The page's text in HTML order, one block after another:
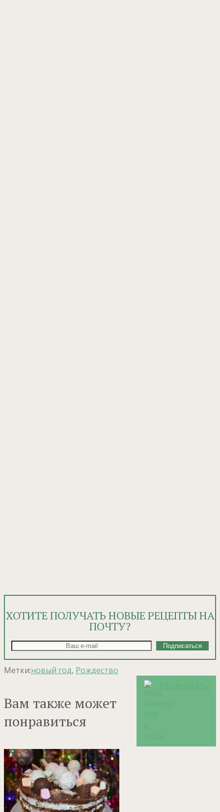
ХОТИТЕ ПОЛУЧАТЬ НОВЫЕ РЕЦЕПТЫ НА
ПОЧТУ?
Метки:новый год, Рождество
Вам также может
понравиться